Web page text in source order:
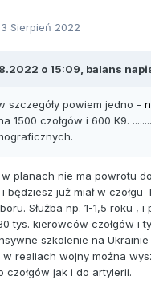
Sierpień 2022
o 15:09, balans
szczegóły powiem jedno -
1500 czołgów i 600 K9.
planach nie ma powrotu
będziesz już miał w
Służba np. 1-1,5 roku , i
tys. kierowców czołgów i
szkolenie na Ukrainie
realiach wojny można
czołgów jak i do artylerii.